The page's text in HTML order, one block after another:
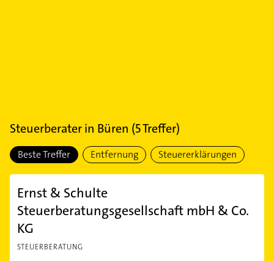
Steuerberaterin Büren (5Treffer)
Beste Treffer Entfernung Steuererklärungen
Ernst & Schulte
Steuerberatungsgesellschaft mbH & Co.
KG
STEUERBERATUNG